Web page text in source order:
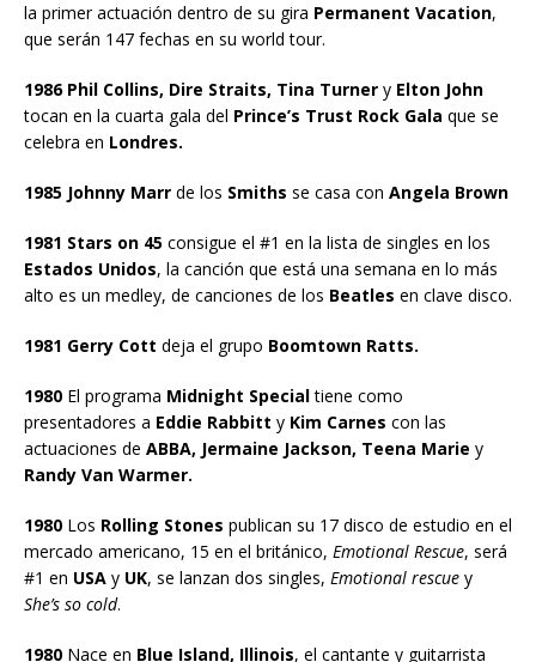
la primer actuación dentro de su gira Permanent Vacation,
que serán 147 fechas en su world tour.
1986 Phil Collins, Dire Straits, Tina Turner y Elton John
tocan en la cuarta gala del Prince’s Trust Rock Gala que se
celebra en Londres.
1985 Johnny Marr de los Smiths se casa con Angela Brown
1981 Stars on 45 consigue el #1 en la lista de singles en los
Estados Unidos, la canción que está una semana en lo más
alto es un medley, de canciones de los Beatles en clave disco.
1981 Gerry Cott deja el grupo Boomtown Ratts.
1980 El programa Midnight Specialtiene como
presentadores a Eddie Rabbitt y Kim Carnes con las
actuaciones de ABBA, Jermaine Jackson, Teena Marie y
Randy Van Warmer.
1980 Los Rolling Stones publican su 17 disco de estudio en el
mercado americano, 15 en el británico, Emotional Rescue, será
#1 en USA y UK, se lanzan dos singles, Emotional rescue y
She’s so cold.
1980 Nace en Blue Island, Illinois, el cantante y guitarrista